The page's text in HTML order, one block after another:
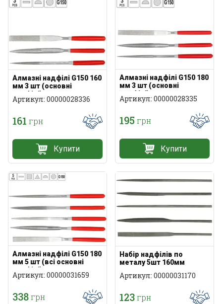
Алмазні надфілі G150 160
мм 3 шт (основні
профілі)
Артикул: 00000028336
161 грн
Купити
Алмазні надфілі G150 180
мм 3 шт (основні
профілі)
Артикул: 00000028335
195 грн
Купити
Алмазні надфілі G150 180
мм 5 шт (всі основні
профілі)
Артикул: 00000031659
338грн
Набір надфілів по
металу 5шт 160мм
Артикул: 00000031170
123грн